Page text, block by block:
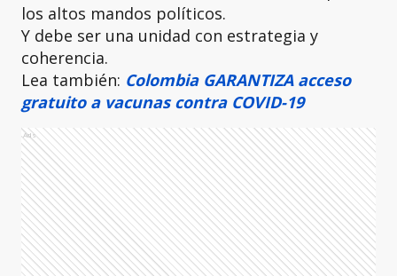
los altos mandos políticos.
Y debe ser una unidad con estrategia y
coherencia.
Lea también: Colombia GARANTIZA acceso
gratuito a vacunas contra COVID-19
Ads